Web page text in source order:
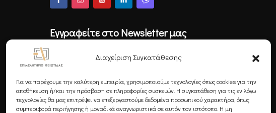
Διαχείριση Συγκατάθεσης
Για να παρέχουμε την καλύτερη εμπειρία, χρησιμοποιούμε τεχνολογίες όπως cookies για την
αποθήκευση ή/και την πρόσβαση σε πληροφορίες συσκευών. Η συγκατάθεση για τις εν λόγω
τεχνολογίες θα μας επιτρέψει να επεξεργαστούμε δεδομένα προσωπικού χαρακτήρα, όπως
συμπεριφορά περιήγησης ή μοναδικά αναγνωριστικά σε αυτόν τον ιστότοπο. Η μη
Εγγραφείτε στο Newsletter μας
Εγγραφή